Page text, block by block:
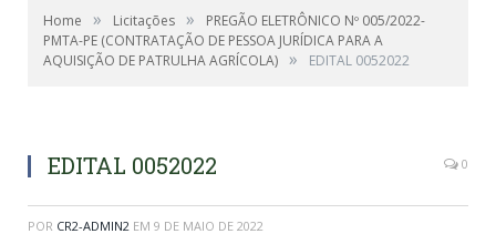
Home » Licitações »
PREGÃO ELETRÔNICO Nº 005/2022-
PMTA-PE (CONTRATAÇÃO DE PESSOA JURÍDICA PARA A
AQUISIÇÃO DE PATRULHA AGRÍCOLA) » EDITAL 0052022
EDITAL 0052022 0
POR CR2-ADMIN2 EM 9 DE MAIO DE 2022